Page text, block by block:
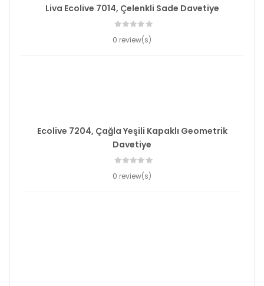
Liva Ecolive 7014, Çelenkli Sade Davetiye
0 review(s)
Ecolive 7204, Çağla Yeşili Kapaklı Geometrik
Davetiye
0 review(s)